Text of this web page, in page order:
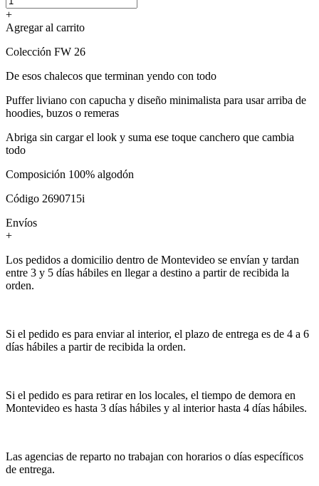
+
Agregar al carrito
Colección FW 26
De esos chalecos que terminan yendo con todo
Puffer liviano con capucha y diseño minimalista para usar arriba de
hoodies, buzos o remeras
Abriga sin cargar el look y suma ese toque canchero que cambia
todo
Composición 100% algodón
Código 2690715i
Envíos
+
Los pedidos a domicilio dentro de Montevideo se envían y tardan
entre 3 y 5 días hábiles en llegar a destino a partir de recibida la
orden.
Si el pedido es para enviar al interior, el plazo de entrega es de 4 a 6
días hábiles a partir de recibida la orden.
Si el pedido es para retirar en los locales, el tiempo de demora en
Montevideo es hasta 3 días hábiles y al interior hasta 4 días hábiles.
Las agencias de reparto no trabajan con horarios o días específicos
de entrega.